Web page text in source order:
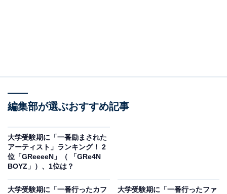
編集部が選ぶおすすめ記事
大学受験期に「一番励まされた
アーティスト」ランキング！ 2
位「GReeeeN」（ 「GRe4N
BOYZ」）、1位は？
大学受験期に「一番行ったカフ
大学受験期に「一番行ったファ